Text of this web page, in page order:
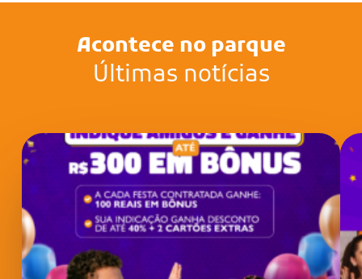
Acontece no parque
Últimas notícias